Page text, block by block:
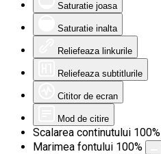
Saturatie joasa
Saturatie inalta
Reliefeaza linkurile
Reliefeaza subtitlurile
Cititor de ecran
Mod de citire
Scalarea continutului 100%
Marimea fontului 100%